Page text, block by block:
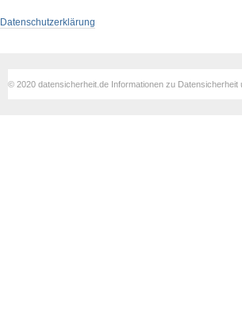
Datenschutzerklärung
© 2020 datensicherheit.de Informationen zu